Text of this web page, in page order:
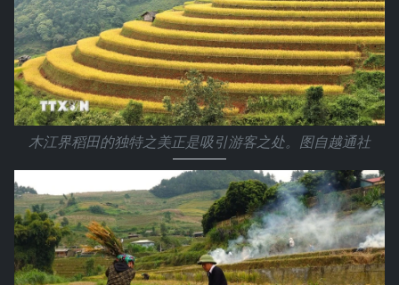
木江界稻田的独特之美正是吸引游客之处。图自越通社